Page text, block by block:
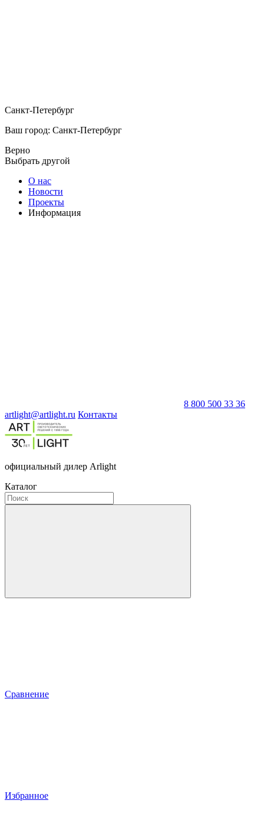
Санкт-Петербург
Ваш город: Санкт-Петербург
Верно
Выбрать другой
О нас
Новости
Проекты
Информация
8 800 500 33 36
artlight@artlight.ru Контакты
официальный дилер Arlight
Каталог
Сравнение
Избранное